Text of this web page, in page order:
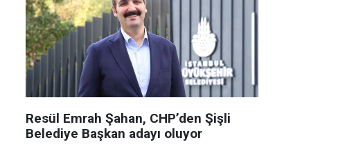
Resül Emrah Şahan, CHP’den Şişli
Belediye Başkan adayı oluyor